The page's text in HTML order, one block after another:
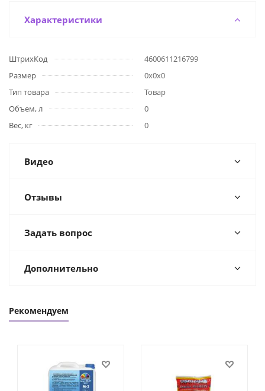
Характеристики
ШтрихКод
4600611216799
Размер
0х0х0
Тип товара
Товар
Объем, л
0
Вес, кг
0
Видео
Отзывы
Задать вопрос
Дополнительно
Рекомендуем